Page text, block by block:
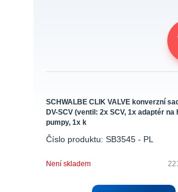
SCHWALBE CLIK VALVE konverzní
DV-SCV (ventil: 2x SCV, 1x adaptér na
pumpy, 1x k
Číslo produktu: SB3545 - PL
Není skladem